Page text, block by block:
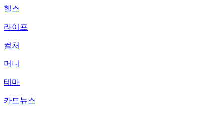
헬스
라이프
컬처
머니
테마
카드뉴스